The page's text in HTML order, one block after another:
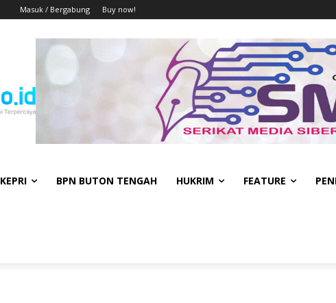
Masuk / Bergabung Buy now!
KEPRI BPN BUTON TENGAH HUKRIM FEATURE